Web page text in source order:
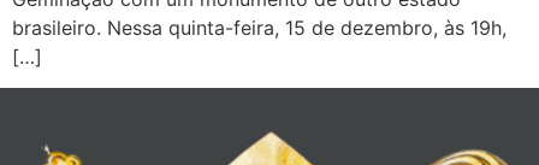
brasileiro. Nessa quinta-feira, 15 de dezembro, às 19h,
[…]